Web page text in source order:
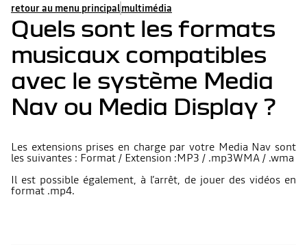
retour au menu principalmultimédia
Quels sont les formats
musicaux compatibles
avec le système Media
Nav ou Media Display ?
Les extensions prises en charge par votre Media Nav sont
les suivantes : Format / Extension :MP3 / .mp3WMA / .wma
Il est possible également, à l’arrêt, de jouer des vidéos en
format .mp4.